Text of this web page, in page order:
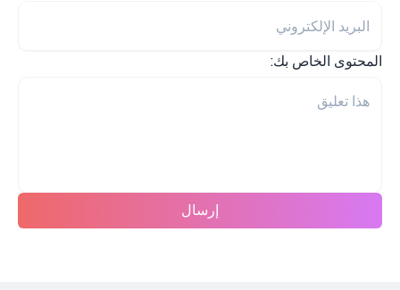
المحتوى الخاص بك:
إرسال